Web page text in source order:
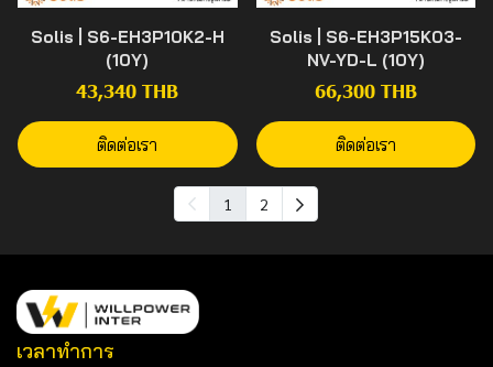
Solis | S6-EH3P10K2-H
(10Y)
43,340 THB
ติดต่อเรา
Solis | S6-EH3P15K03-
NV-YD-L (10Y)
66,300 THB
ติดต่อเรา
1 2
เวลาทำการ